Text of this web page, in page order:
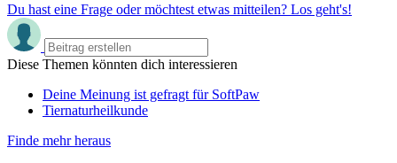
Du hast eine Frage oder möchtest etwas mitteilen? Los geht's!
Diese Themen könnten dich interessieren
Deine Meinung ist gefragt für SoftPaw
Tiernaturheilkunde
Finde mehr heraus